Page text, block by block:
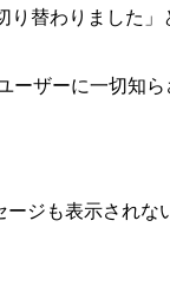
替わりました
ーザーに一切知
ジも表示され